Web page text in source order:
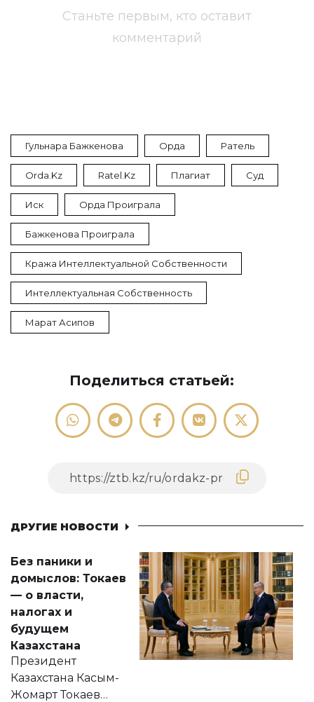
Станьте первым, кто оставит
комментарий
Гульнара Бажкенова Орда Ратель
Orda.kz Ratel.kz Плагиат Суд
Иск Орда Проиграла
Бажкенова Проиграла
Кража Интеллектуальной Собственности
Интеллектуальная Собственность
Марат Асипов
Поделиться статьей:
ДРУГИЕ НОВОСТИ
Без паники и
домыслов: Токаев
— о власти,
налогах и
будущем
Казахстана
Президент
Казахстана Касым-
Жомарт Токаев